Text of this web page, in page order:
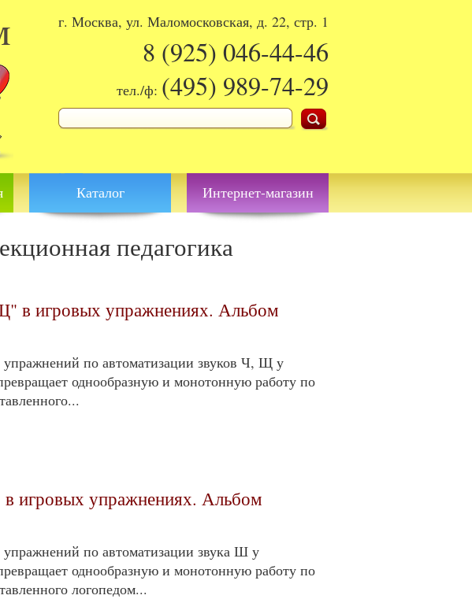
г. Москва, ул. Маломосковская, д. 22, стр. 1
8 (925) 046-44-46
тел./ф: (495) 989-74-29
Форма поиска
Поиск
Каталог Интернет-магазин
педагогика
в игровых упражнениях. Альбом
упражнений по автоматизации звуков Ч, Щ у
однообразную и монотонную работу по
игровых упражнениях. Альбом
упражнений по автоматизации звука Ш у
однообразную и монотонную работу по
логопедом...